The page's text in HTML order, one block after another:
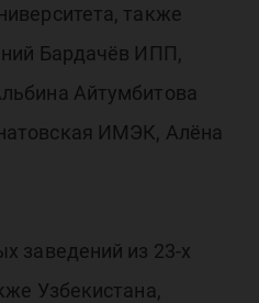
также
Бардачёв ИПП,
Айтумбитова
ИМЭК, Алёна
заведений из 23-х
Узбекистана,